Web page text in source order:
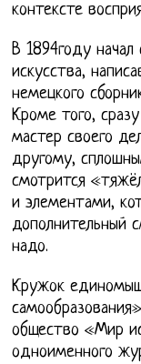
контексте
В 1894году
искусства,
немецкого
Кроме того,
мастер своего
другому,
смотрится
и элементами,
дополнительный
надо.
Кружок
общество «Мир
одноименного